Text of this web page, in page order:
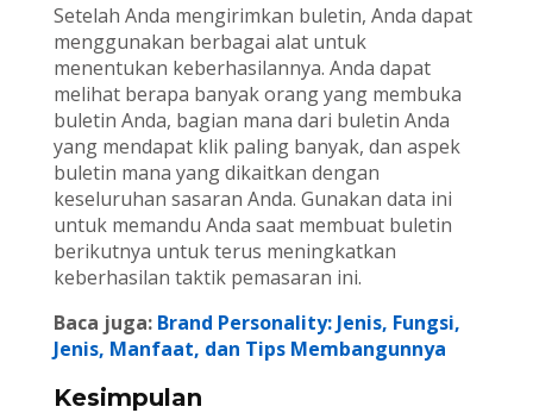
Setelah Anda mengirimkan buletin, Anda dapat
menggunakan berbagai alat untuk
menentukan keberhasilannya. Anda dapat
melihat berapa banyak orang yang membuka
buletin Anda, bagian mana dari buletin Anda
yang mendapat klik paling banyak, dan aspek
buletin mana yang dikaitkan dengan
keseluruhan sasaran Anda. Gunakan data ini
untuk memandu Anda saat membuat buletin
berikutnya untuk terus meningkatkan
keberhasilan taktik pemasaran ini.
Baca juga: Brand Personality: Jenis, Fungsi,
Jenis, Manfaat, dan Tips Membangunnya
Kesimpulan